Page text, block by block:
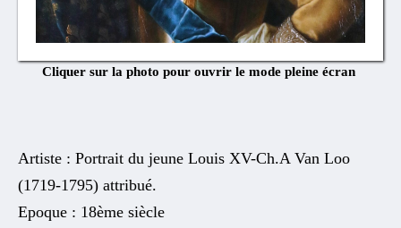
Cliquer sur la photo pour ouvrir le mode pleine écran
Artiste : Portrait du jeune Louis XV-Ch.A Van Loo
(1719-1795) attribué.
Epoque : 18ème siècle